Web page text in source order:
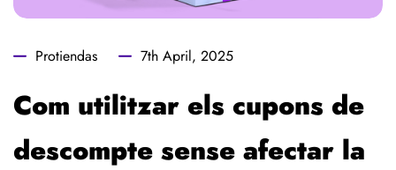
Protiendas 7th April, 2025
Com utilitzar els cupons de
descompte sense afectar la